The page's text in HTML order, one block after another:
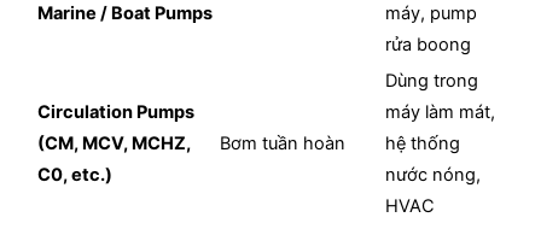
Marine / Boat Pumps
máy, pump
rửa boong
Circulation Pumps
(CM, MCV, MCHZ,
C0, etc.)
Bơm tuần hoàn
Dùng trong
máy làm mát,
hệ thống
nước nóng,
HVAC